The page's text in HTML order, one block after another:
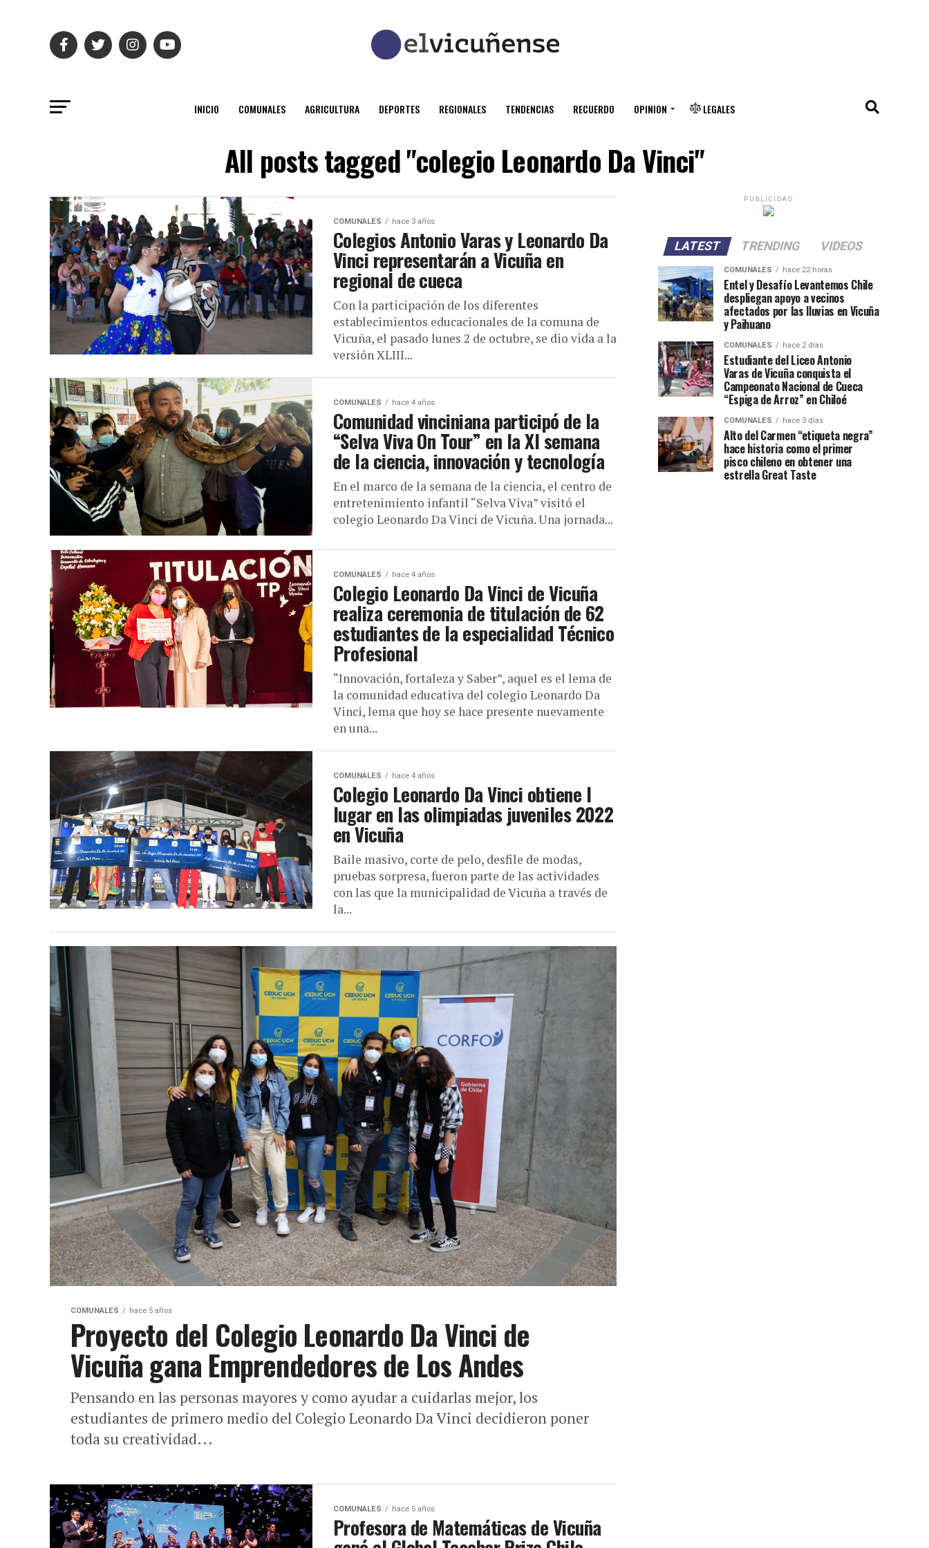
INICIO COMUNALES AGRICULTURA DEPORTES REGIONALES TENDENCIAS RECUERDO OPINION LEGALES
All posts tagged "colegio Leonardo Da Vinci"
COMUNALES hace 3 años
Colegios Antonio Varas y Leonardo Da
Vinci representarán a Vicuña en
regional de cueca
Con la participación de los diferentes
establecimientos educacionales de la comuna de
Vicuña, el pasado lunes 2 de octubre, se dio vida a la
versión XLIII...
COMUNALES hace 4 años
Comunidad vinciniana participó de la
“Selva Viva On Tour” en la XI semana
de la ciencia, innovación y tecnología
En el marco de la semana de la ciencia, el centro de
entretenimiento infantil “Selva Viva” visitó el
colegio Leonardo Da Vinci de Vicuña. Una jornada...
COMUNALES hace 4 años
Colegio Leonardo Da Vinci de Vicuña
realiza ceremonia de titulación de 62
estudiantes de la especialidad Técnico
Profesional
“Innovación, fortaleza y Saber”, aquel es el lema de
la comunidad educativa del colegio Leonardo Da
Vinci, lema que hoy se hace presente nuevamente
en una...
COMUNALES hace 4 años
Colegio Leonardo Da Vinci obtiene I
lugar en las olimpiadas juveniles 2022
en Vicuña
Baile masivo, corte de pelo, desfile de modas,
pruebas sorpresa, fueron parte de las actividades
con las que la municipalidad de Vicuña a través de
la...
COMUNALES hace 5 años
Proyecto del Colegio Leonardo Da Vinci de
Vicuña gana Emprendedores de Los Andes
Pensando en las personas mayores y como ayudar a cuidarlas mejor, los
estudiantes de primero medio del Colegio Leonardo Da Vinci decidieron poner
toda su creatividad...
COMUNALES hace 5 años
Profesora de Matemáticas de Vicuña
PUBLICIDAD
LATEST TRENDING VIDEOS
COMUNALES hace 22 horas
Entel y Desafío Levantemos Chile
despliegan apoyo a vecinos
afectados por las lluvias en Vicuña
y Paihuano
COMUNALES hace 2 días
Estudiante del Liceo Antonio
Varas de Vicuña conquista el
Campeonato Nacional de Cueca
“Espiga de Arroz” en Chiloé
COMUNALES hace 3 días
Alto del Carmen “etiqueta negra”
hace historia como el primer
pisco chileno en obtener una
estrella Great Taste